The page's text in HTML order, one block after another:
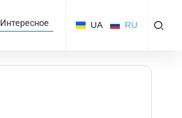
Интересное UA RU